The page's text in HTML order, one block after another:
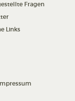
Fragen
Links